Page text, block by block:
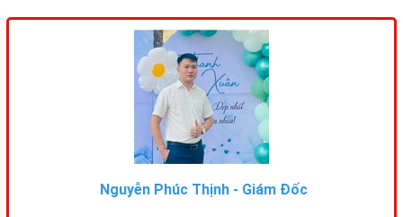
Nguyễn Phúc Thịnh - Giám Đốc